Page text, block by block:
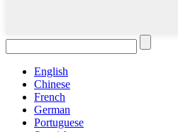
English
Chinese
French
German
Portuguese